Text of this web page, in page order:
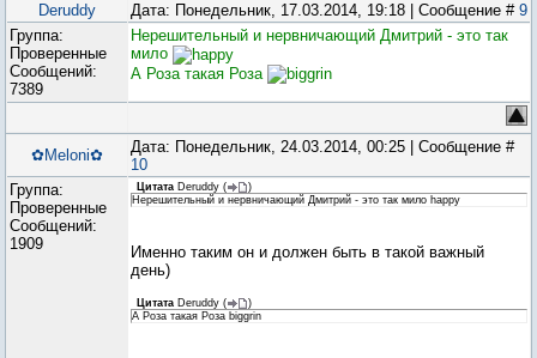
Deruddy Дата: Понедельник, 17.03.2014, 19:18 | Сообщение # 9
Группа:
Проверенные
Сообщений:
7389
Нерешительный и нервничающий Дмитрий - это так
мило
А Роза такая Роза
✿Meloni✿
Дата: Понедельник, 24.03.2014, 00:25 | Сообщение #
10
Группа:
Проверенные
Сообщений:
1909
Цитата Deruddy (
)
Нерешительный и нервничающий Дмитрий - это так мило happy
Именно таким он и должен быть в такой важный
день)
Цитата Deruddy (
)
А Роза такая Роза biggrin